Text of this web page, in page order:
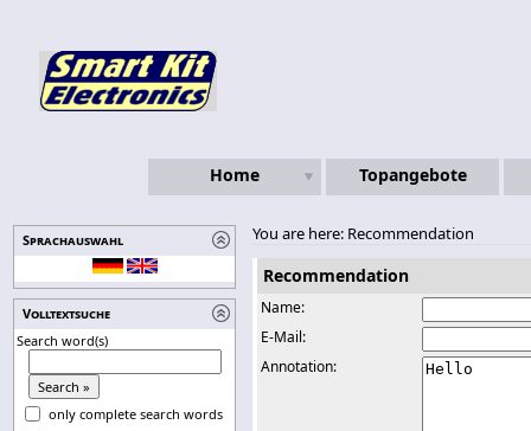
Home Topangebote
Sprachauswahl
Volltextsuche
Search word(s)
only complete search words
You are here: Recommendation
Recommendation
Name:
E-Mail:
Annotation: